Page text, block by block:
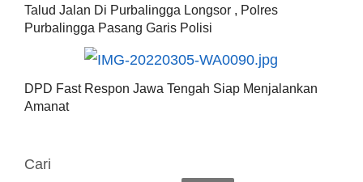
Talud Jalan Di Purbalingga Longsor , Polres
Purbalingga Pasang Garis Polisi
DPD Fast Respon Jawa Tengah Siap Menjalankan
Amanat
Cari